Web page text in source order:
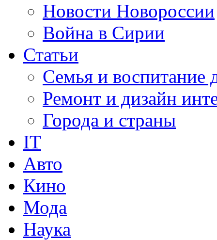
Новости Новороссии
Война в Сирии
Статьи
Семья и воспитание
Ремонт и дизайн
Города и страны
IT
Авто
Кино
Мода
Наука